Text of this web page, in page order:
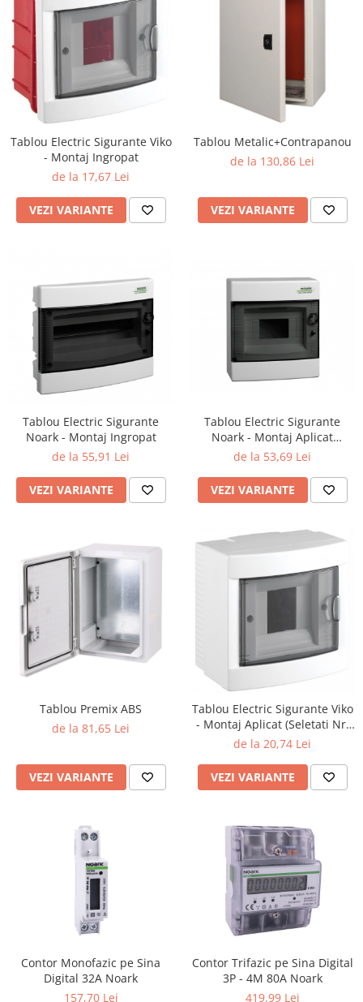
Gama Matix Bticino
Legrand Mosaic
Doze de Pardoseala
Doze de Pardoseala Universale
Incara Legrand
Aplice - Plafoniere
Spoturi LED
Panouri LED
Lampi de Birou
Iluminat Scari/Trepte
Iluminat baie
Becuri și surse LED
Sine magnetice
Iluminat Exterior
Proiectoare LED
Aplice de Exterior
Lampi de Gradina
Lampi Solare
Banda - Surse si Accesorii LED
Banda Led Decorativa
Controlere și senzori LED
Surse de Alimentare si Accesorii
Banda LED
Iluminat Industrial
Corpuri Liniare LED Industriale
Iluminat Stradal
Videointerfoane Si Interfoane
Kituri Legrand
Statii Incarcare Electrice
Stalpi Octogonali Galvanizati
Stalpi de Iluminat
Brate + accesorii
Stalpi Decorativi
Plafoniere cu ventilator integrat
Tablou Electric Sigurante Viko
- Montaj Ingropat
de la 17,67 Lei
VEZI VARIANTE
Tablou Metalic+Contrapanou
de la 130,86 Lei
VEZI VARIANTE
Tablou Electric Sigurante
Noark - Montaj Ingropat
de la 55,91 Lei
VEZI VARIANTE
Tablou Electric Sigurante
Noark - Montaj Aplicat
(Seletati Nr. Module)
de la 53,69 Lei
VEZI VARIANTE
Tablou Premix ABS
de la 81,65 Lei
VEZI VARIANTE
Tablou Electric Sigurante Viko
- Montaj Aplicat (Seletati Nr.
Module)
de la 20,74 Lei
VEZI VARIANTE
Contor Monofazic pe Sina
Digital 32A Noark
157,70 Lei
Contor Trifazic pe Sina Digital
3P - 4M 80A Noark
419,99 Lei